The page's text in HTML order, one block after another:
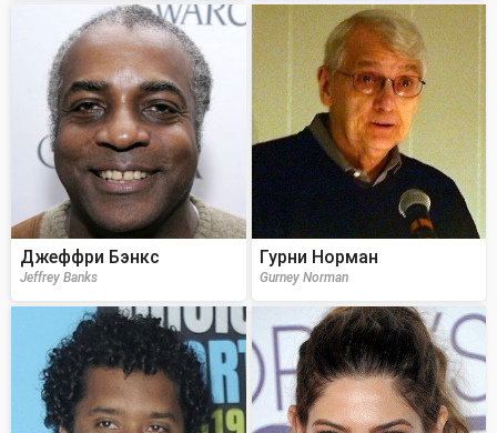
Джеффри Бэнкс
Jeffrey Banks
Гурни Норман
Gurney Norman